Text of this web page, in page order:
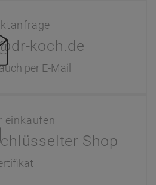
koch.de
per E-Mail
einkaufen
Shop